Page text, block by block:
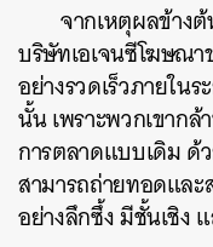
จากเหตุผลข้าง
บริษัทเอเจนซีโฆษณ
อย่างรวดเร็วภายใน
นั้น เพราะพวกเขาก
การตลาดแบบเดิม ด้
สามารถถ่ายทอดแล
อย่างลึกซึ้ง มีชั้นเชิง